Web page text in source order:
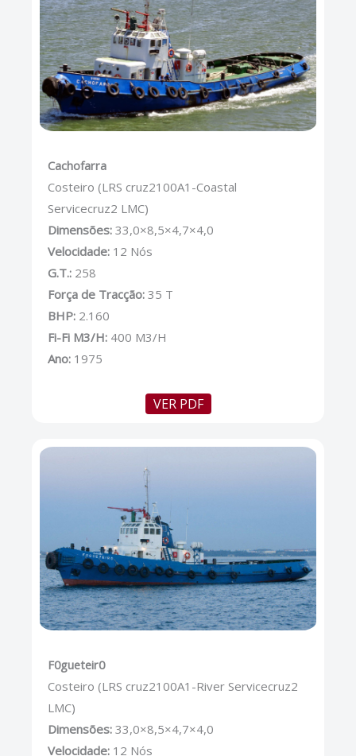
Cachofarra
Costeiro (LRS cruz2100A1-Coastal
Servicecruz2 LMC)
Dimensões: 33,0×8,5×4,7×4,0
Velocidade: 12 Nós
G.T.: 258
Força de Tracção: 35 T
BHP: 2.160
Fi-Fi M3/H: 400 M3/H
Ano: 1975
VER PDF
F0gueteir0
Costeiro (LRS cruz2100A1-River Servicecruz2
LMC)
Dimensões: 33,0×8,5×4,7×4,0
Velocidade: 12 Nós